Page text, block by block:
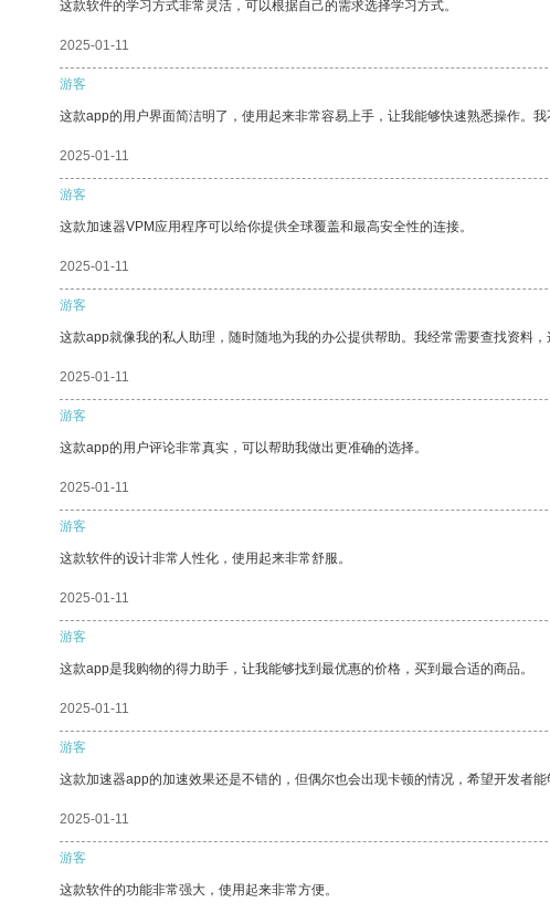
这款软件的学习方式非常灵活，可以根据自己的需求选择学习方式。
2025-01-11
游客
这款app的用户界面简洁明了，使用起来非常容易上手，让我能够快速熟悉操作。
2025-01-11
游客
这款加速器VPM应用程序可以给你提供全球覆盖和最高安全性的连接。
2025-01-11
游客
这款app就像我的私人助理，随时随地为我的办公提供帮助。我经常需要查找资料
2025-01-11
游客
这款app的用户评论非常真实，可以帮助我做出更准确的选择。
2025-01-11
游客
这款软件的设计非常人性化，使用起来非常舒服。
2025-01-11
游客
这款app是我购物的得力助手，让我能够找到最优惠的价格，买到最合适的商品。
2025-01-11
游客
这款加速器app的加速效果还是不错的，但偶尔也会出现卡顿的情况，希望开发者能
2025-01-11
游客
这款软件的功能非常强大，使用起来非常方便。